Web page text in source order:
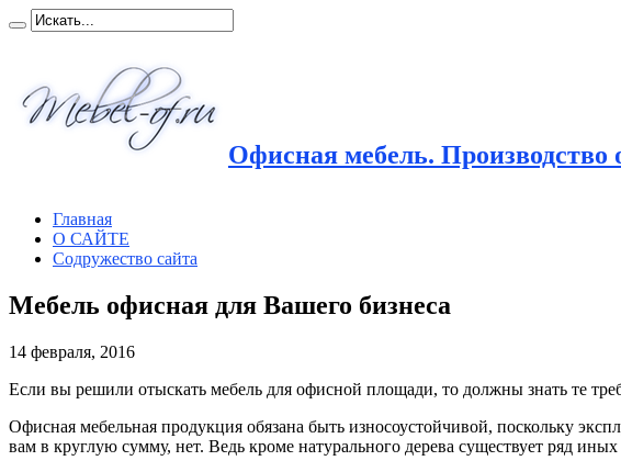
Офисная мебель. Производство
Главная
О САЙТЕ
Содружество сайта
Мебель офисная для Вашего бизнеса
14 февраля, 2016
Если вы решили отыскать мебель для офисной площади, то должны знать те
Офисная мебельная продукция обязана быть износоустойчивой, поскольку
вам в круглую сумму, нет. Ведь кроме натурального дерева существует ряд